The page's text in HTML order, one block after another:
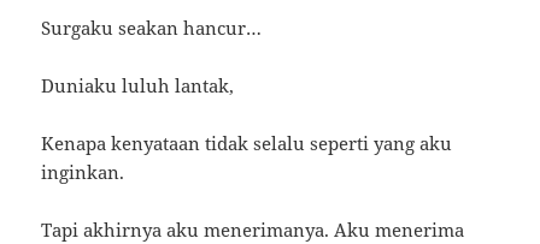
Surgaku seakan hancur…
Duniaku luluh lantak,
Kenapa kenyataan tidak selalu seperti yang aku
inginkan.
Tapi akhirnya aku menerimanya. Aku menerima